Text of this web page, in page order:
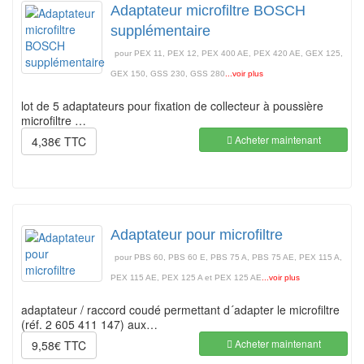
Adaptateur microfiltre BOSCH
supplémentaire
pour PEX 11, PEX 12, PEX 400 AE, PEX 420 AE, GEX 125,
GEX 150, GSS 230, GSS 280 ...voir plus
lot de 5 adaptateurs pour fixation de collecteur à poussière
microfiltre …
4,38€ TTC
Acheter maintenant
Adaptateur pour microfiltre
pour PBS 60, PBS 60 E, PBS 75 A, PBS 75 AE, PEX 115 A,
PEX 115 AE, PEX 125 A et PEX 125 AE ...voir plus
adaptateur / raccord coudé permettant d´adapter le microfiltre
(réf. 2 605 411 147) aux…
9,58€ TTC
Acheter maintenant